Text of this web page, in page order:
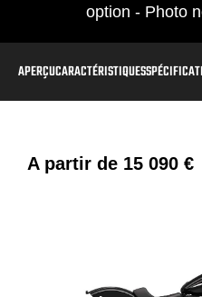
option - Photo
APERÇUCARACTÉRISTIQUES
A partir de 15 090 €